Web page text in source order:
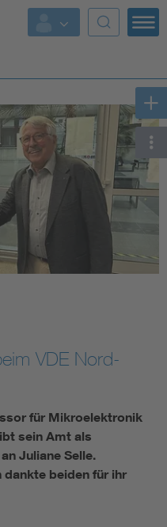
VDE Nord-
für Mikroelektronik
sein Amt als
Juliane Selle.
beiden für ihr